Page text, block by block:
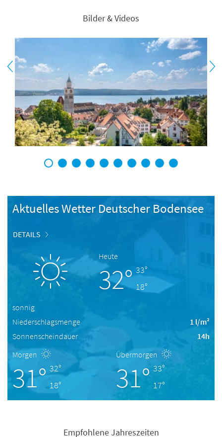
Bilder & Videos
1 2 3 4 5 6 7 8 9 10
Aktuelles Wetter Deutscher Bodensee
DETAILS
Heute
32° 33°
18°
sonnig
Niederschlagsmenge
1 l/m²
Sonnenscheindauer
14h
Morgen
31° 32°
18°
Übermorgen
31° 33°
17°
Empfohlene Jahreszeiten